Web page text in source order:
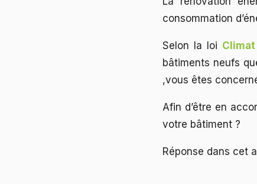
consommation
Selon la loi
bâtiments neufs
,vous êtes
Afin d’être en
votre bâtiment ?
Réponse dans cet